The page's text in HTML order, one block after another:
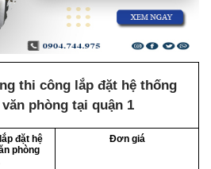
thi công lắp đặt hệ thống
phòng tại quận 1
đặt hệ
phòng
Đơn giá